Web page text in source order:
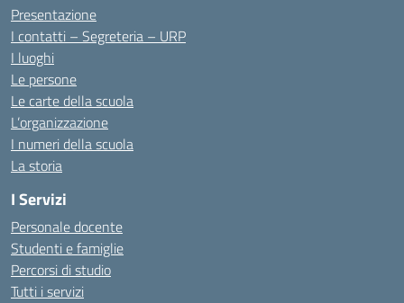
Presentazione
I contatti – Segreteria – URP
I luoghi
Le persone
Le carte della scuola
L’organizzazione
I numeri della scuola
La storia
I Servizi
Personale docente
Studenti e famiglie
Percorsi di studio
Tutti i servizi